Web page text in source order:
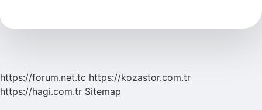
Birliğine
https://forum.net.tc https://kozastor.com.tr
https://hagi.com.tr Sitemap